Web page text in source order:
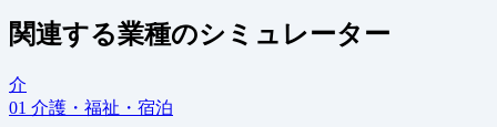
関連する業種のシミュレーター
介
01 介護・福祉・宿泊